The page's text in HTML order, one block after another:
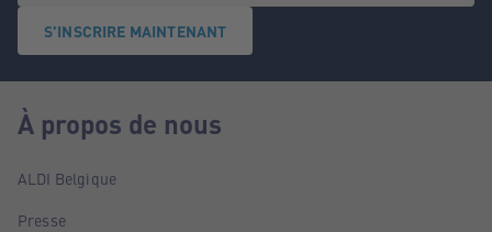
S'INSCRIRE MAINTENANT
À propos de nous
ALDI Belgique
Presse